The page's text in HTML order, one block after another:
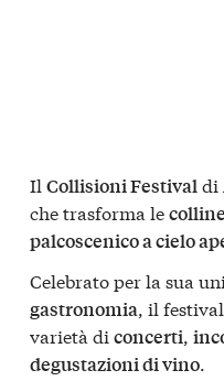
Il Collisioni Festivaldi
che trasforma le
palcoscenico a cielo
Celebrato per la sua
gastronomia, il
varietà di concerti,
degustazioni di vino.